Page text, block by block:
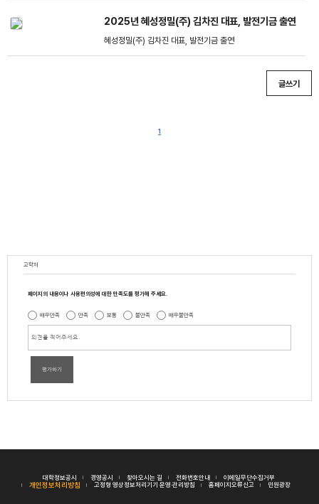
2025년 혜성정밀(주) 김차진 대표, 발전기금 출연
혜성정밀(주) 김차진 대표, 발전기금 출연
글쓰기
1
교학처
페이지의 내용이나 사용편의성에 대한 만족도를 평가해 주세요.
매우만족 만족 보통 불만족 매우불만족
평가하기
대학정보공시 경영공시 찾아오시는 길 전화번호안내 이메일무단수집거부
개인정보처리방침 고정형 영상정보처리기기 운영·관리방침 홈페이지오류신고 민원광장